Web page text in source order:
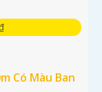
Có Màu Ban